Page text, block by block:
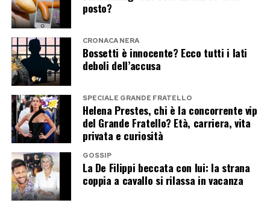
sembra essere l’algoritmo di Instagram.
Post Views: 263
posto?
CRONACA NERA
Bossetti è innocente? Ecco tutti i lati
deboli dell’accusa
SPECIALE GRANDE FRATELLO
Helena Prestes, chi è la concorrente vip
del Grande Fratello? Età, carriera, vita
privata e curiosità
GOSSIP
La De Filippi beccata con lui: la strana
coppia a cavallo si rilassa in vacanza